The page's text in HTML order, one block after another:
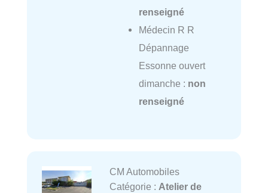
renseigné
Médecin R R
Dépannage
Essonne ouvert
dimanche : non
renseigné
CM Automobiles
Catégorie : Atelier de